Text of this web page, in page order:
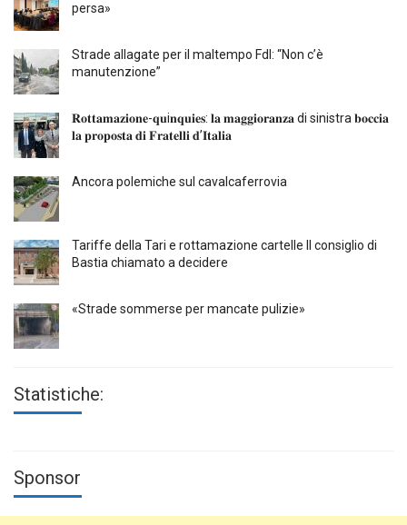
persa»
Strade allagate per il maltempo FdI: “Non c’è
manutenzione”
𝐑𝐨𝐭𝐭𝐚𝐦𝐚𝐳𝐢𝐨𝐧𝐞-𝐪𝐮i𝐧𝐪𝐮𝐢𝐞𝐬: 𝐥𝐚 𝐦𝐚𝐠𝐠𝐢𝐨𝐫𝐚𝐧𝐳𝐚 di sinistra 𝐛𝐨𝐜𝐜𝐢𝐚
𝐥𝐚 𝐩𝐫𝐨𝐩𝐨𝐬𝐭𝐚 𝐝𝐢 𝐅𝐫𝐚𝐭𝐞𝐥𝐥𝐢 𝐝’𝐈𝐭𝐚𝐥𝐢𝐚
Ancora polemiche sul cavalcaferrovia
Tariffe della Tari e rottamazione cartelle Il consiglio di
Bastia chiamato a decidere
«Strade sommerse per mancate pulizie»
Statistiche:
Sponsor